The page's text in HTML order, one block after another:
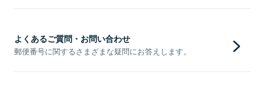
よくあるご質問・お問い合わせ
郵便番号に関するさまざまな疑問にお答えします。